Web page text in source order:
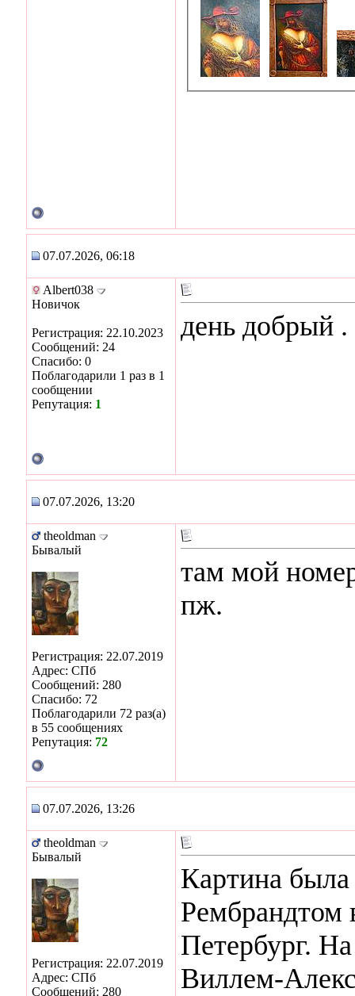
07.07.2026, 06:18
Albert038
Новичок
Регистрация: 22.10.2023
Сообщений: 24
Спасибо: 0
Поблагодарили 1 раз в 1
сообщении
Репутация: 1
день добрый .
07.07.2026, 13:20
theoldman
Бывалый
Регистрация: 22.07.2019
Адрес: СПб
Сообщений: 280
Спасибо: 72
Поблагодарили 72 раз(а)
в 55 сообщениях
Репутация: 72
там мой
пж.
07.07.2026, 13:26
theoldman
Бывалый
Регистрация: 22.07.2019
Адрес: СПб
Сообщений: 280
Картина
Рембрандтом
Петербург.
Виллем-